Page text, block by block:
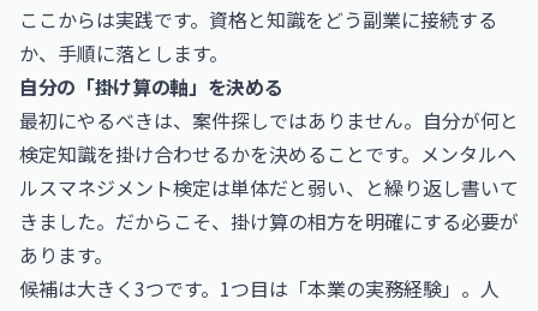
ここからは実践です。資格と知識をどう副業に接続する
か、手順に落とします。
自分の「掛け算の軸」を決める
最初にやるべきは、案件探しではありません。自分が何と
検定知識を掛け合わせるかを決めることです。メンタルヘ
ルスマネジメント検定は単体だと弱い、と繰り返し書いて
きました。だからこそ、掛け算の相方を明確にする必要が
あります。
候補は大きく3つです。1つ目は「本業の実務経験」。人